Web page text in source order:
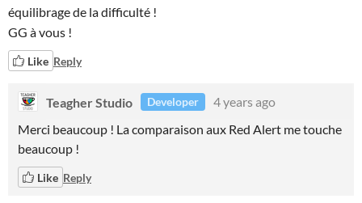
équilibrage de la difficulté !
GG à vous !
Like Reply
Teagher Studio Developer
4 years ago
Merci beaucoup ! La comparaison aux Red Alert me touche
beaucoup !
Like Reply